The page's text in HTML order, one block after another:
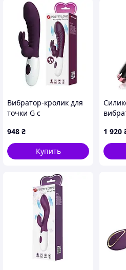
Вибратор-кролик для
точки G с
стимуляцией с 30
режимами вибрации
Pretty Love Naughty
948 ₴
Купить
1 920